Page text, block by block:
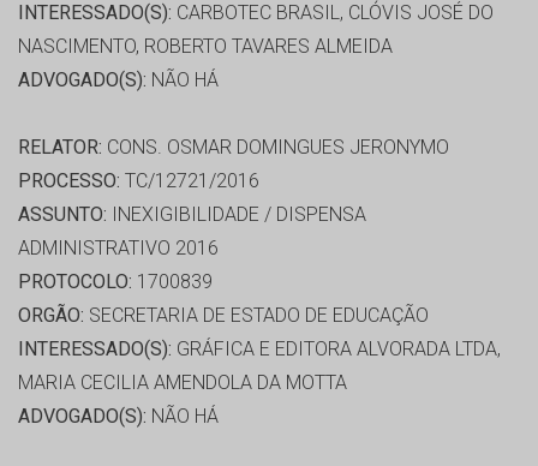
INTERESSADO(S): CARBOTEC BRASIL, CLÓVIS JOSÉ DO
NASCIMENTO, ROBERTO TAVARES ALMEIDA
ADVOGADO(S): NÃO HÁ
RELATOR: CONS. OSMAR DOMINGUES JERONYMO
PROCESSO: TC/12721/2016
ASSUNTO: INEXIGIBILIDADE / DISPENSA
ADMINISTRATIVO 2016
PROTOCOLO: 1700839
ORGÃO: SECRETARIA DE ESTADO DE EDUCAÇÃO
INTERESSADO(S): GRÁFICA E EDITORA ALVORADA LTDA,
MARIA CECILIA AMENDOLA DA MOTTA
ADVOGADO(S): NÃO HÁ